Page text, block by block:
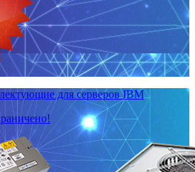
для серверов IBM